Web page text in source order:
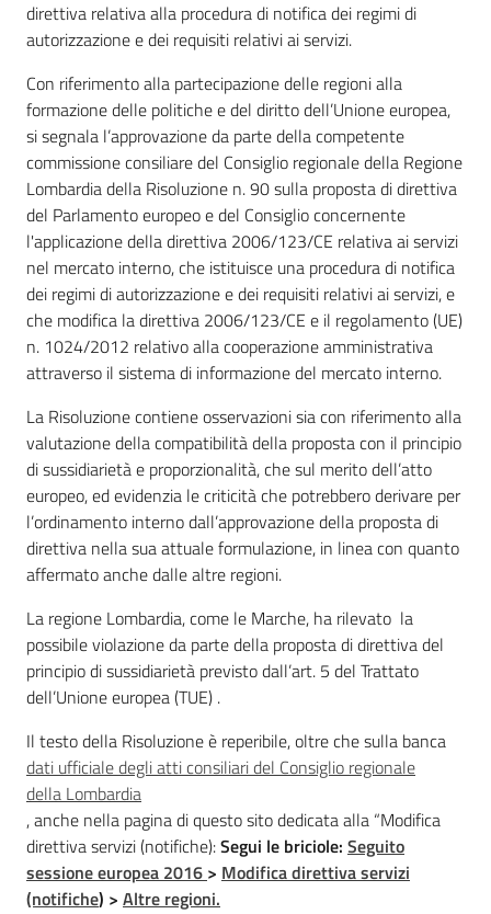
direttiva relativa alla procedura di notifica dei regimi di
autorizzazione e dei requisiti relativi ai servizi.
Con riferimento alla partecipazione delle regioni alla
formazione delle politiche e del diritto dell’Unione europea,
si segnala l’approvazione da parte della competente
commissione consiliare del Consiglio regionale della Regione
Lombardia della Risoluzione n. 90 sulla proposta di direttiva
del Parlamento europeo e del Consiglio concernente
l'applicazione della direttiva 2006/123/CE relativa ai servizi
nel mercato interno, che istituisce una procedura di notifica
dei regimi di autorizzazione e dei requisiti relativi ai servizi, e
che modifica la direttiva 2006/123/CE e il regolamento (UE)
n. 1024/2012 relativo alla cooperazione amministrativa
attraverso il sistema di informazione del mercato interno.
La Risoluzione contiene osservazioni sia con riferimento alla
valutazione della compatibilità della proposta con il principio
di sussidiarietà e proporzionalità, che sul merito dell’atto
europeo, ed evidenzia le criticità che potrebbero derivare per
l’ordinamento interno dall’approvazione della proposta di
direttiva nella sua attuale formulazione, in linea con quanto
affermato anche dalle altre regioni.
La regione Lombardia, come le Marche, ha rilevato la
possibile violazione da parte della proposta di direttiva del
principio di sussidiarietà previsto dall’art. 5 del Trattato
dell’Unione europea (TUE) .
Il testo della Risoluzione è reperibile, oltre che sulla banca
dati ufficiale degli atti consiliari del Consiglio regionale
della Lombardia
, anche nella pagina di questo sito dedicata alla “Modifica
direttiva servizi (notifiche):Segui le briciole: Seguito
sessione europea 2016 > Modifica direttiva servizi
(notifiche) > Altre regioni.